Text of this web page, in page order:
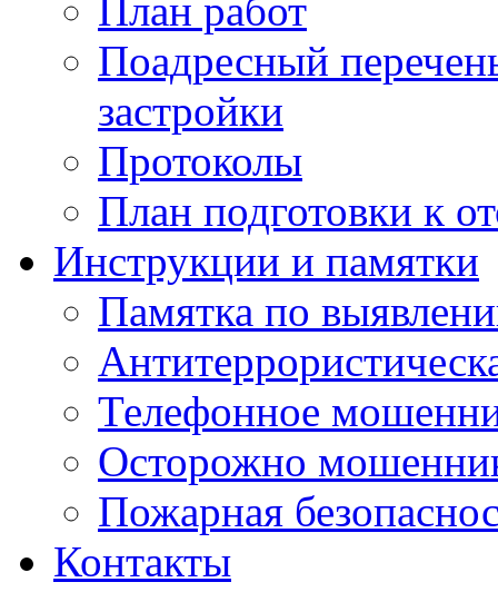
План работ
Поадресный
застройки
Протоколы
План подготовки к
Инструкции и памятки
Памятка по
Телефонное
Осторожно
Пожарная
Контакты